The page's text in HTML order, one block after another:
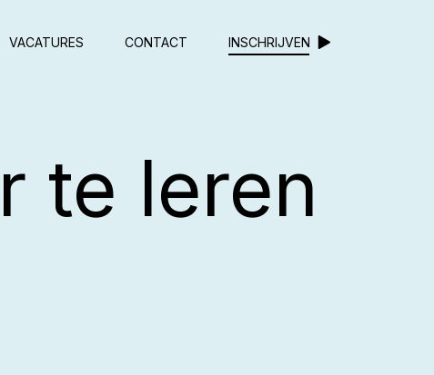
VACATURES CONTACT INSCHRIJVEN
te leren